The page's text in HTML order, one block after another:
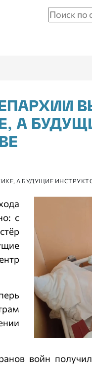
А
А БУДУЩИЕ
с
войн